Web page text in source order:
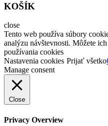
KOŠÍK
close
Tento web používa súbory
analýzu návštevnosti. Môžete
používania cookies
Nastavenia cookies Prijať všetko
Manage consent
Close
Privacy Overview